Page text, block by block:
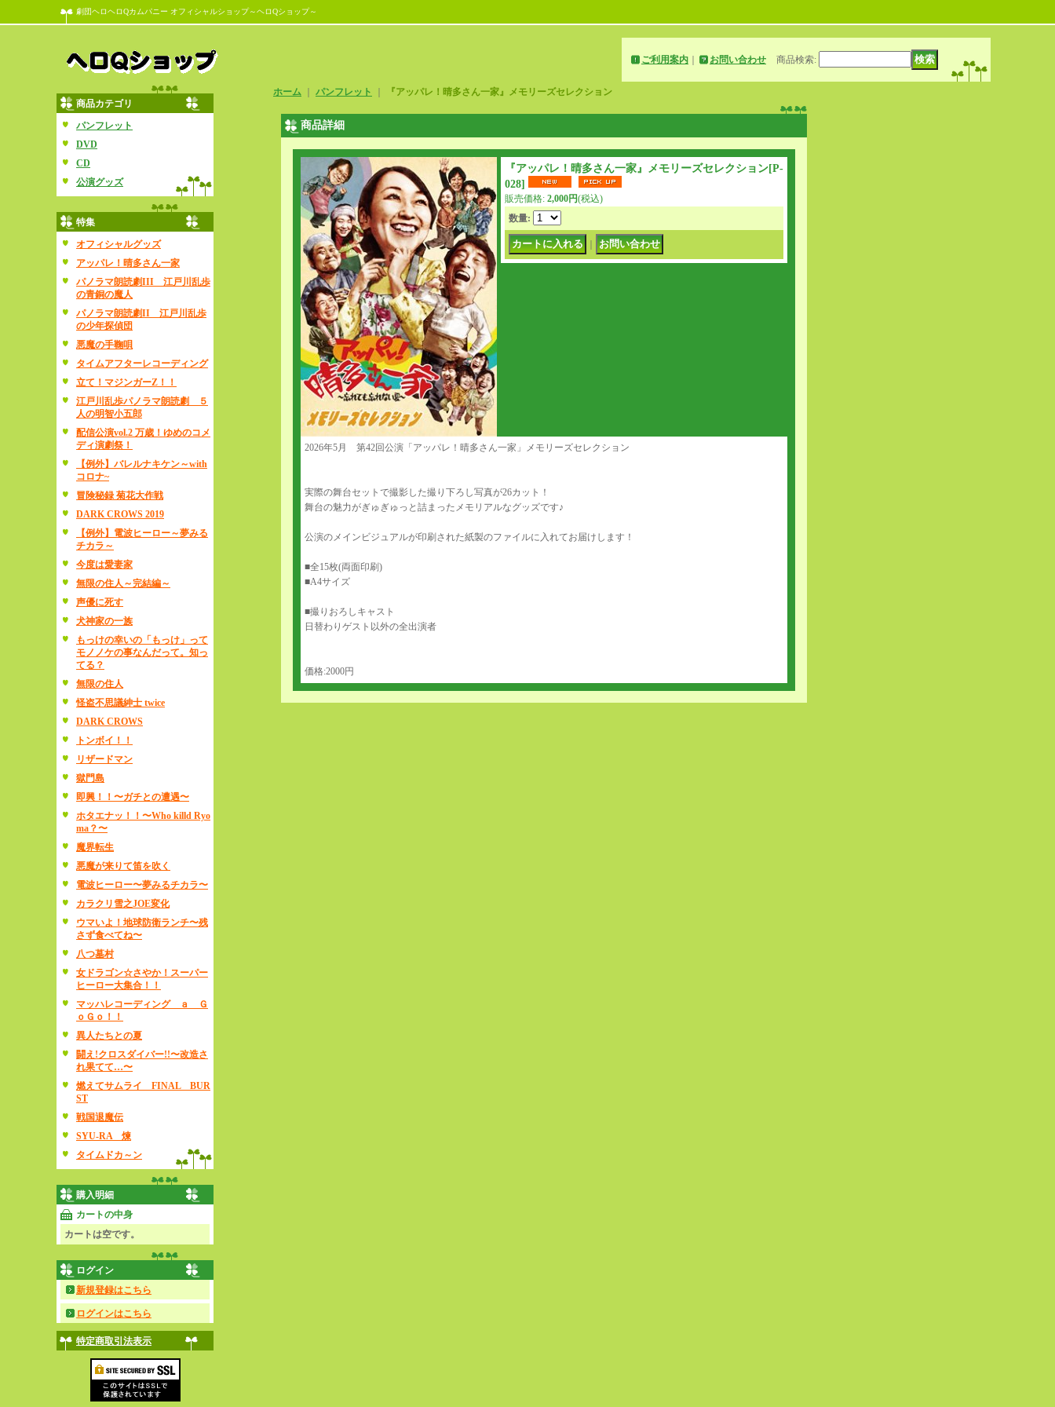
劇団ヘロヘロQカムパニー オフィシャルショップ～ヘロQショップ～
ご利用案内 お問い合わせ 商品検索:
商品カテゴリ
パンフレット
DVD
CD
公演グッズ
特集
オフィシャルグッズ
アッパレ！晴多さん一家
パノラマ朗読劇III 江戸川乱歩
の青銅の魔人
パノラマ朗読劇II 江戸川乱歩
の少年探偵団
悪魔の手鞠唄
タイムアフターレコーディング
立て！マジンガーZ！！
江戸川乱歩パノラマ朗読劇 ５
人の明智小五郎
配信公演vol.2 万歳！ゆめのコメ
ディ演劇祭！
【例外】バレルナキケン～with
コロナ~
冒険秘録 菊花大作戦
DARK CROWS 2019
【例外】電波ヒーロー～夢みる
チカラ～
今度は愛妻家
無限の住人～完結編～
声優に死す
犬神家の一族
もっけの幸いの「もっけ」って
モノノケの事なんだって。知っ
てる？
無限の住人
怪盗不思議紳士 twice
DARK CROWS
トンボイ！！
リザードマン
獄門島
即興！！〜ガチとの遭遇〜
ホタエナッ！！〜Who killd Ryo
ma？〜
魔界転生
悪魔が来りて笛を吹く
電波ヒーロー〜夢みるチカラ〜
カラクリ雪之JOE変化
ウマいよ！地球防衛ランチ〜残
さず食べてね〜
八つ墓村
女ドラゴン☆さやか！スーパー
ヒーロー大集合！！
マッハレコーディング ａ Ｇ
ｏＧｏ！！
異人たちとの夏
闘え!クロスダイバー!!〜改造さ
れ果てて…〜
燃えてサムライ FINAL BUR
ST
戦国退魔伝
SYU-RA 煉
タイムドカ～ン
購入明細
カートの中身
カートは空です。
ログイン
新規登録はこちら
ログインはこちら
特定商取引法表示
ホーム パンフレット 『アッパレ！晴多さん一家』メモリーズセレクション
商品詳細
『アッパレ！晴多さん一家』メモリーズセレクション[P-
028]
販売価格: 2,000円(税込)
数量:
2026年5月 第42回公演「アッパレ！晴多さん一家」メモリーズセレクション
実際の舞台セットで撮影した撮り下ろし写真が26カット！
舞台の魅力がぎゅぎゅっと詰まったメモリアルなグッズです♪
公演のメインビジュアルが印刷された紙製のファイルに入れてお届けします！
■全15枚(両面印刷)
■A4サイズ
■撮りおろしキャスト
日替わりゲスト以外の全出演者
価格:2000円